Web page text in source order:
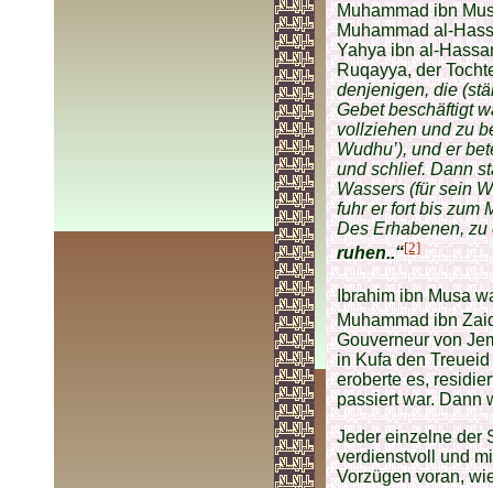
Muhammad ibn
Muhammad al-
Yahya ibn al-
Ruqayya, der
denjenigen, die
Gebet beschäftigt
vollziehen und zu
Wudhu’), und er
und schlief. Dann
Wassers (für sein
fuhr er fort bis zum
Des Erhabenen,
ruhen..“[2]
Ibrahim ibn Musa
Muhammad ibn
Gouverneur von
in Kufa den
eroberte es,
passiert war. Dann
Jeder einzelne der
verdienstvoll und
Vorzügen voran,